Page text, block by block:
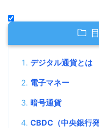
デジタル通貨とは
電子マネー
暗号通貨
CBDC（中央銀行